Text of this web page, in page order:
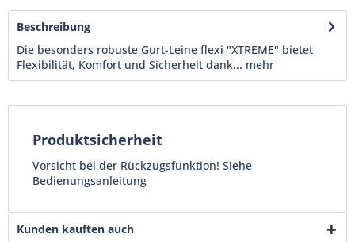
Beschreibung
Die besonders robuste Gurt-Leine flexi "XTREME" bietet
Flexibilität, Komfort und Sicherheit dank... mehr
Produktsicherheit
Vorsicht bei der Rückzugsfunktion! Siehe
Bedienungsanleitung
Kunden kauften auch